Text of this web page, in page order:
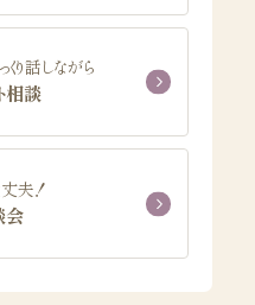
くり話しながら
相談
夫！
会